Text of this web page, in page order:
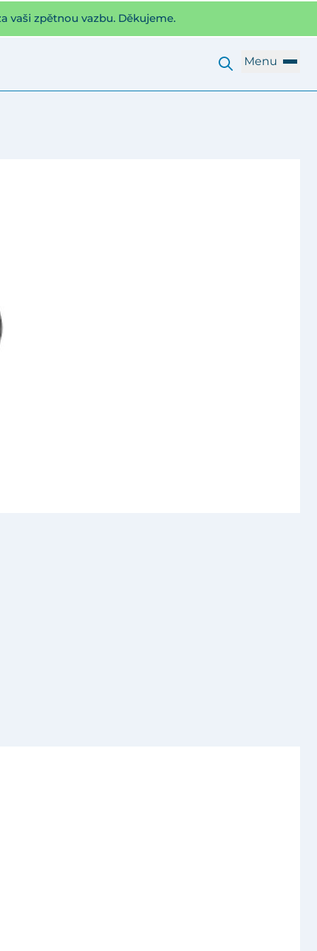
vaši zpětnou vazbu. Děkujeme.
Menu